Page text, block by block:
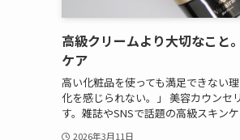
高級クリームより大切なこと
ケア
高い化粧品を使っても満足できない
化を感じられない。」 美容カウンセ
す。雑誌やSNSで話題の高級スキン
2026年3月11日